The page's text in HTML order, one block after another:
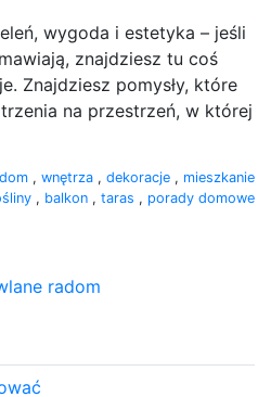
wygoda i estetyka – jeśli
znajdziesz tu coś
Znajdziesz pomysły, które
na przestrzeń, w której
dom , wnętrza , dekoracje , mieszkanie
, balkon , taras , porady domowe
radom